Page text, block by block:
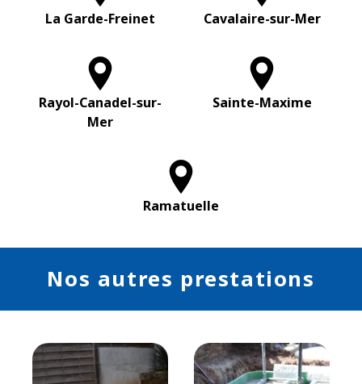
La Garde-Freinet Cavalaire-sur-Mer
Rayol-Canadel-sur-
Mer
Sainte-Maxime
Ramatuelle
Nos autres prestations